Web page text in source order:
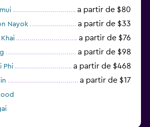
a partir de $80
Nayok a partir de $33
a partir de $76
a partir de $98
Phi a partir de $468
a partir de $17